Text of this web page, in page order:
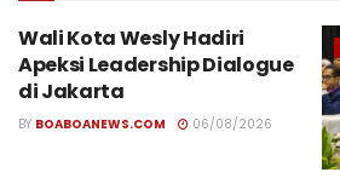
Wali Kota Wesly Hadiri
Apeksi Leadership Dialogue
di Jakarta
BY BOABOANEWS.COM 06/08/2026